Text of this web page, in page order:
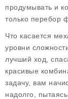
продумывать и
только перебор
Что касается
уровни
лучший ход,
красивые
задачу, вам
надолго,